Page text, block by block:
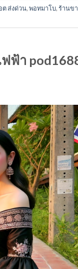
ต ส่งด่วน,พอทมาโบ,ร้านข
ฟ้า